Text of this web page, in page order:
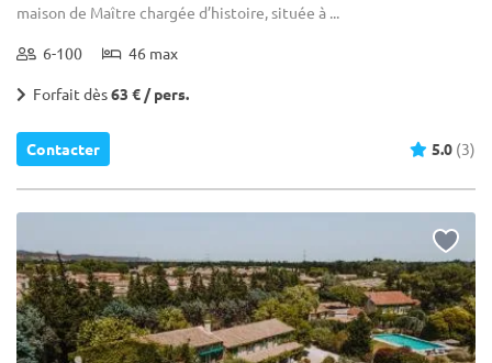
maison de Maître chargée d’histoire, située à ...
6-100 46 max
Forfait dès63 € / pers.
Contacter 5.0 (3)